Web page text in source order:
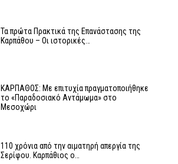
Τα πρώτα Πρακτικά της Επανάστασης της
Καρπάθου – Οι ιστορικές…
ΚΑΡΠΑΘΟΣ: Με επιτυχία πραγματοποιήθηκε
το «Παραδοσιακό Αντάμωμα» στο
Μεσοχώρι
110 χρόνια από την αιματηρή απεργία της
Σερίφου. Καρπάθιος ο…